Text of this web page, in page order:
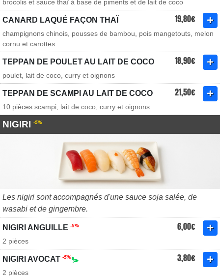
brocolis et sauce thaï à base de piments et de lait de coco
CANARD LAQUÉ FAÇON THAÏ 19,80€
champignons chinois, pousses de bambou, pois mangetouts, melon
cornu et carottes
TEPPAN DE POULET AU LAIT DE COCO 18,90€
poulet, lait de coco, curry et oignons
TEPPAN DE SCAMPI AU LAIT DE COCO 21,50€
10 pièces scampi, lait de coco, curry et oignons
NIGIRI -5%
Les nigiri sont accompagnés d'une sauce soja salée, de
wasabi et de gingembre.
NIGIRI ANGUILLE -5% 6,00€
2 pièces
NIGIRI AVOCAT -5% 3,80€
2 pièces